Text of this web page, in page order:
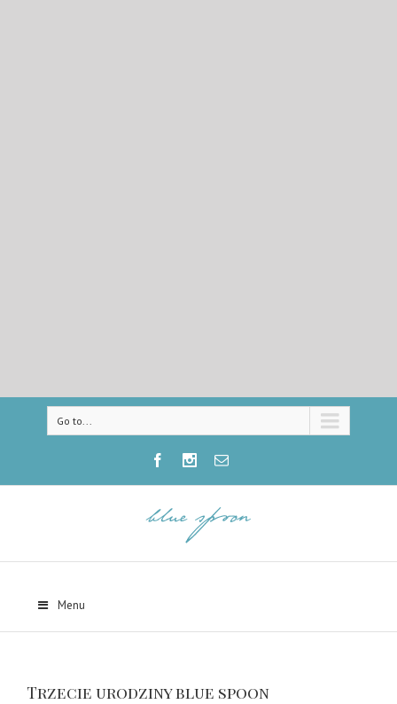
Go to...
Menu
Trzecie urodziny blue spoon